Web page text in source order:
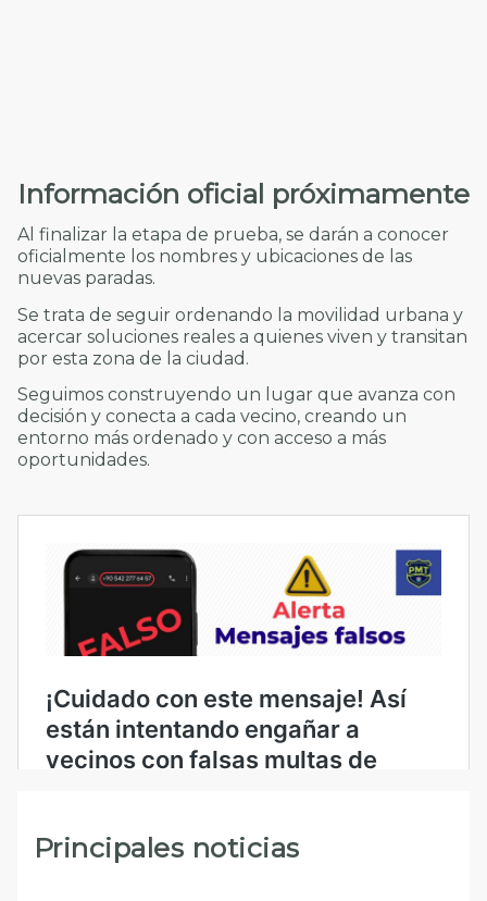
Información oficial próximamente
Al finalizar la etapa de prueba, se darán a conocer
oficialmente los nombres y ubicaciones de las
nuevas paradas.
Se trata de seguir ordenando la movilidad urbana y
acercar soluciones reales a quienes viven y transitan
por esta zona de la ciudad.
Seguimos construyendo un lugar que avanza con
decisión y conecta a cada vecino, creando un
entorno más ordenado y con acceso a más
oportunidades.
Principales noticias